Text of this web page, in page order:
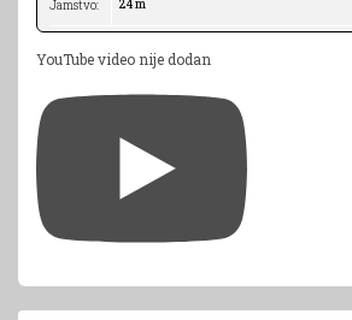
Jamstvo: 24 m
YouTube video nije dodan